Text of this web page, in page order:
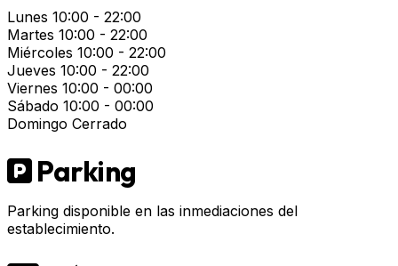
Lunes 10:00 - 22:00
Martes 10:00 - 22:00
Miércoles 10:00 - 22:00
Jueves 10:00 - 22:00
Viernes 10:00 - 00:00
Sábado 10:00 - 00:00
Domingo Cerrado
Parking
Parking disponible en las inmediaciones del
establecimiento.